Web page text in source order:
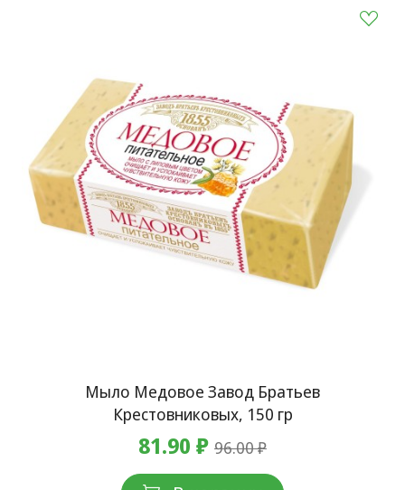
Мыло Медовое Завод Братьев
Крестовниковых, 150 гр
81.90 ₽ 96.00 ₽